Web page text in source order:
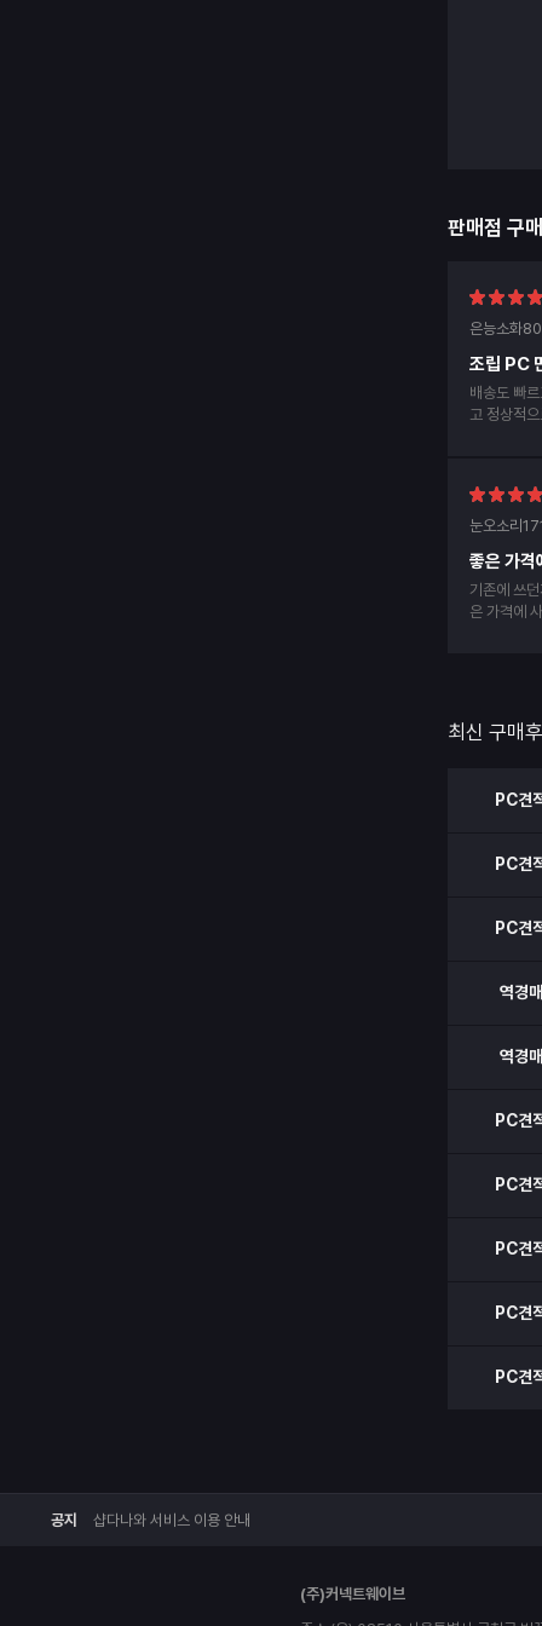
판매점 구
은능소화
조립 PC
배송도 빠
고 정상적
눈오소리
좋은 가격
기존에 쓰
은 가격에
최신 구매
PC견
PC견
PC견
역경매
역경매
PC견
PC견
PC견
PC견
PC견
공지 샵다나와 서비스 이용 안내
(주)커넥트웨이브